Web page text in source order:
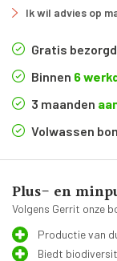
Ik wil advies op
Gratis
Binnen 6
3 maanden
Volwassen
Plus- en
Volgens Gerrit onze
Productie van
Biedt